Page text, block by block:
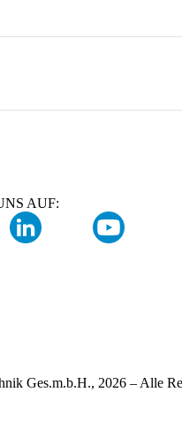
AUF:
Ges.m.b.H., 2026 – Alle